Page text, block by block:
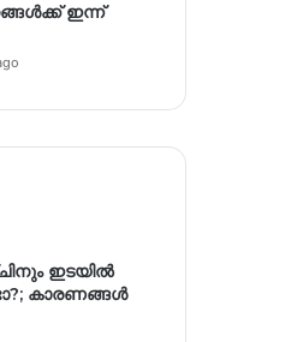
ഇന്ന്
ഇടയിൽ
കാരണങ്ങള്‍